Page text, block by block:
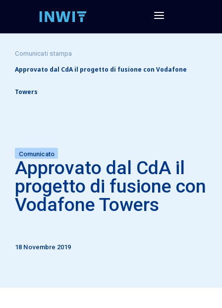
Comunicati stampa
Approvato dal CdA il progetto di fusione con Vodafone
Towers
Comunicato
Approvato dal CdA il
progetto di fusione con
Vodafone Towers
18 Novembre 2019